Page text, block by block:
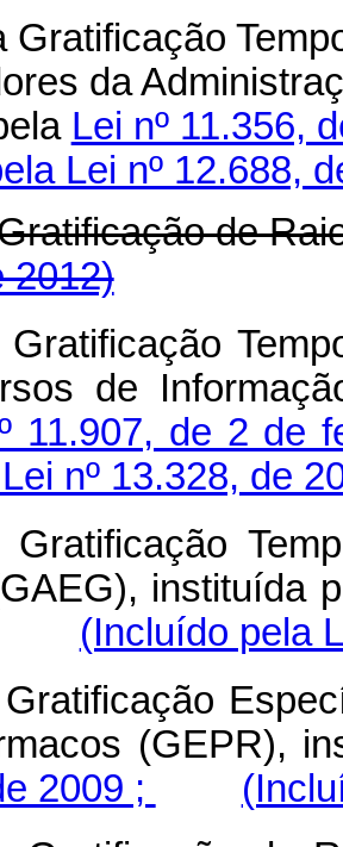
Gratificação
da
Lei nº 11.356,
Lei nº 12.688,
Gratificação de
2012)
de
11.907, de 2 de
nº 13.328, de
instituída
(Incluído pela
(GEPR),
2009 ;